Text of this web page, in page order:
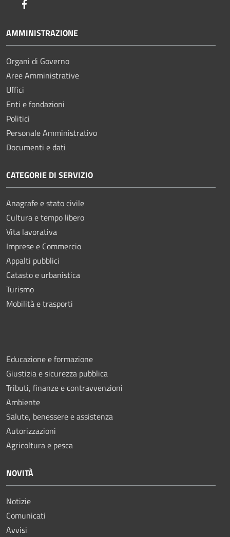
AMMINISTRAZIONE
Organi di Governo
Aree Amministrative
Uffici
Enti e fondazioni
Politici
Personale Amministrativo
Documenti e dati
CATEGORIE DI SERVIZIO
Anagrafe e stato civile
Cultura e tempo libero
Vita lavorativa
Imprese e Commercio
Appalti pubblici
Catasto e urbanistica
Turismo
Mobilità e trasporti
Educazione e formazione
Giustizia e sicurezza pubblica
Tributi, finanze e contravvenzioni
Ambiente
Salute, benessere e assistenza
Autorizzazioni
Agricoltura e pesca
NOVITÀ
Notizie
Comunicati
Avvisi